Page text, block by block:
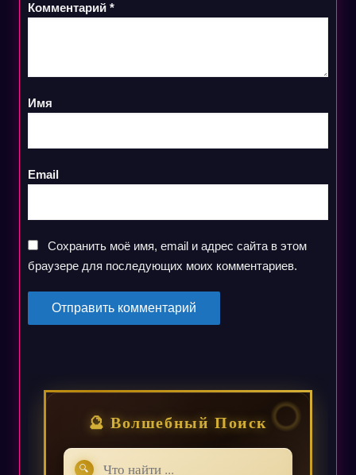
Комментарий *
Имя
Email
Сохранить моё имя, email и адрес сайта в этом
браузере для последующих моих комментариев.
🔮 Волшебный Поиск
🔍